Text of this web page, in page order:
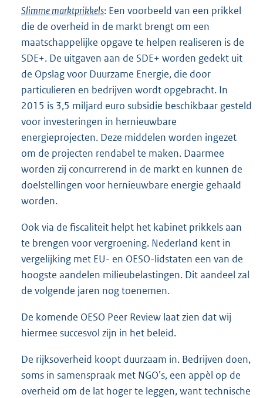
Slimme marktprikkels: Een voorbeeld van een prikkel
die de overheid in de markt brengt om een
maatschappelijke opgave te helpen realiseren is de
SDE+. De uitgaven aan de SDE+ worden gedekt uit
de Opslag voor Duurzame Energie, die door
particulieren en bedrijven wordt opgebracht. In
2015 is 3,5 miljard euro subsidie beschikbaar gesteld
voor investeringen in hernieuwbare
energieprojecten. Deze middelen worden ingezet
om de projecten rendabel te maken. Daarmee
worden zij concurrerend in de markt en kunnen de
doelstellingen voor hernieuwbare energie gehaald
worden.
Ook via de fiscaliteit helpt het kabinet prikkels aan
te brengen voor vergroening. Nederland kent in
vergelijking met EU- en OESO-lidstaten een van de
hoogste aandelen milieubelastingen. Dit aandeel zal
de volgende jaren nog toenemen.
De komende OESO Peer Review laat zien dat wij
hiermee succesvol zijn in het beleid.
De rijksoverheid koopt duurzaam in. Bedrijven doen,
soms in samenspraak met NGO’s, een appèl op de
overheid om de lat hoger te leggen, want technische